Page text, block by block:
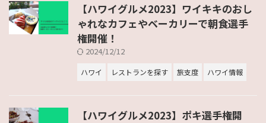
【ハワイグルメ2023】ワイキキのおし
ゃれなカフェやベーカリーで朝食選手
権開催！
2024/12/12
ハワイ レストランを探す 旅支度 ハワイ情報
【ハワイグルメ2023】ポキ選手権開